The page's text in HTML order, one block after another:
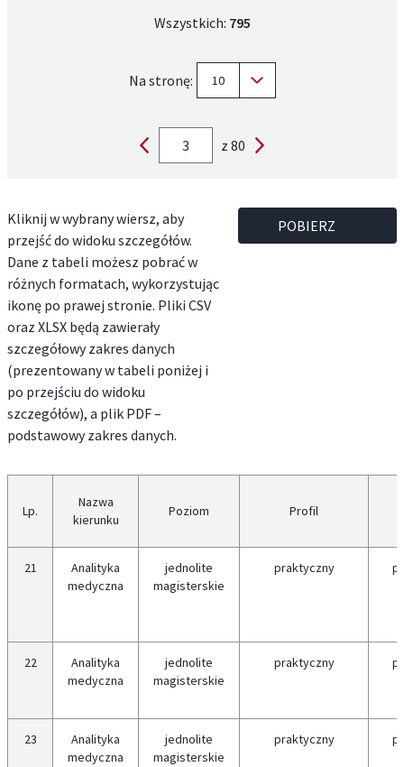
Wszystkich: 795
Na stronę: 10
z 80
Kliknij w wybrany wiersz, aby
przejść do widoku szczegółów.
Dane z tabeli możesz pobrać w
różnych formatach, wykorzystując
ikonę po prawej stronie. Pliki CSV
oraz XLSX będą zawierały
szczegółowy zakres danych
(prezentowany w tabeli poniżej i
po przejściu do widoku
szczegółów), a plik PDF –
podstawowy zakres danych.
POBIERZ
Lp.
Nazwa
kierunku
Poziom Profil
21
Analityka
medyczna
jednolite
magisterskie
praktyczny
22
Analityka
medyczna
jednolite
magisterskie
praktyczny
23
Analityka
medyczna
jednolite
magisterskie
praktyczny